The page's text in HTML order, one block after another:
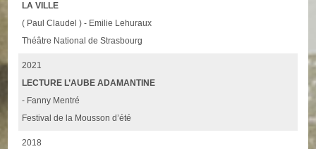
LA VILLE
( Paul Claudel ) - Emilie Lehuraux
Théâtre National de Strasbourg
2021
LECTURE L’AUBE ADAMANTINE
- Fanny Mentré
Festival de la Mousson d’été
2018